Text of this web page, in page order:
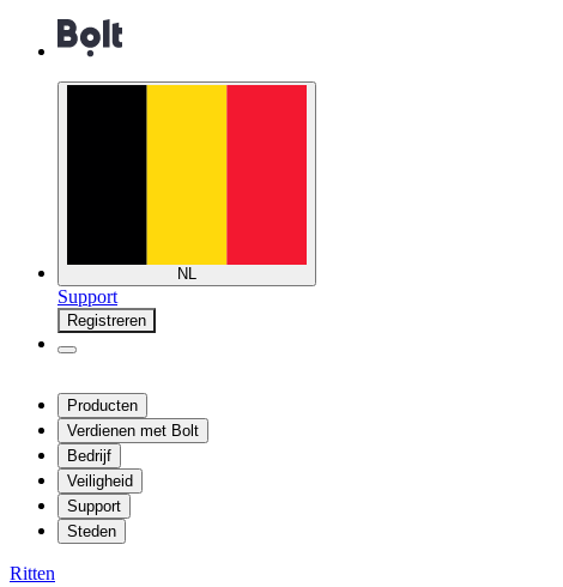
NL
Support
Registreren
Producten
Verdienen met Bolt
Bedrijf
Veiligheid
Support
Steden
Ritten